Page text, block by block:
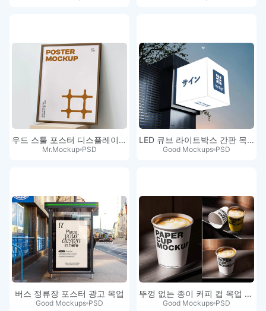
우드 스툴 포스터 디스플레이 목업
Mr.Mockup PSD
LED 큐브 라이트박스 간판 목업 PSD
Good Mockups PSD
버스 정류장 포스터 광고 목업
Good Mockups PSD
뚜껑 없는 종이 커피 컵 목업 세트
Good Mockups PSD